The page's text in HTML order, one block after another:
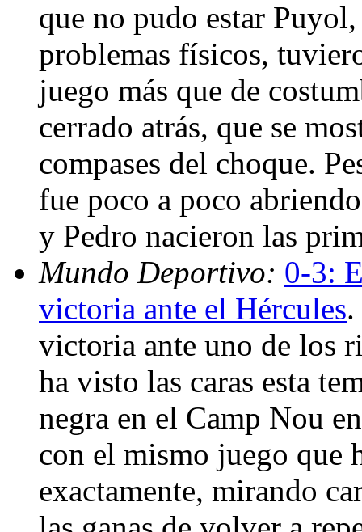
que no pudo estar
problemas físicos,
juego más que de
cerrado atrás, que se
compases del choque.
fue poco a poco
y Pedro nacieron las
Mundo Deportivo: 0-3:
victoria ante el Hércules
victoria ante uno de los
ha visto las caras esta
negra en el Camp Nou
con el mismo juego que
exactamente, mirando